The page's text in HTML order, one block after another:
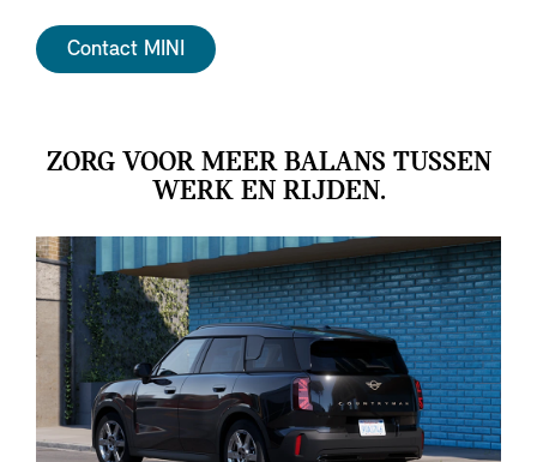
Contact MINI
ZORG VOOR MEER BALANS TUSSEN
WERK EN RIJDEN.